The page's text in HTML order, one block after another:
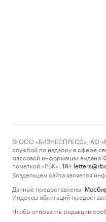
© ООО «БИЗНЕСПРЕСС», АО
службой по надзору в сфере
массовой информации выдано
пометкой «РБК».
18+
Владельцем сайта является
Данные предоставлены:
Индексы облигаций
Чтобы отправить редакции